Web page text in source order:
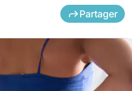
Partager